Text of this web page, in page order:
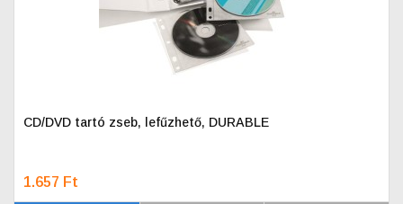
CD/DVD tartó zseb, lefűzhető, DURABLE
1.657 Ft